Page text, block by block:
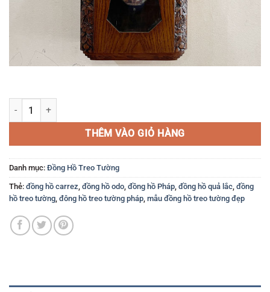
Đồng Hồ Carrez Của Pháp số lượng
THÊM VÀO GIỎ HÀNG
Danh mục: Đồng Hồ Treo Tường
Thẻ: đồng hồ carrez, đồng hồ odo, đồng hồ Pháp, đồng hồ quả lắc, đồng
hồ treo tường, đông hồ treo tường pháp, mẫu đồng hồ treo tường đẹp